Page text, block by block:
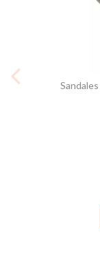
Génial, j adore le
sont assez longs
Publié le 24/08/